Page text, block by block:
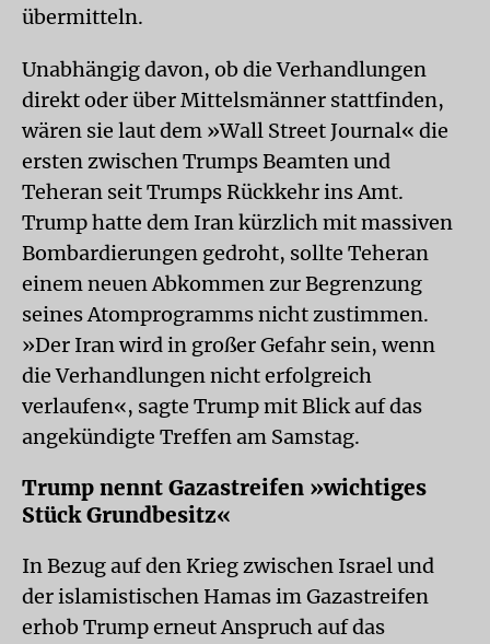
übermitteln.
Unabhängig davon, ob die Verhandlungen
direkt oder über Mittelsmänner stattfinden,
wären sie laut dem »Wall Street Journal« die
ersten zwischen Trumps Beamten und
Teheran seit Trumps Rückkehr ins Amt.
Trump hatte dem Iran kürzlich mit massiven
Bombardierungen gedroht, sollte Teheran
einem neuen Abkommen zur Begrenzung
seines Atomprogramms nicht zustimmen.
»Der Iran wird in großer Gefahr sein, wenn
die Verhandlungen nicht erfolgreich
verlaufen«, sagte Trump mit Blick auf das
angekündigte Treffen am Samstag.
Trump nennt Gazastreifen »wichtiges
Stück Grundbesitz«
In Bezug auf den Krieg zwischen Israel und
der islamistischen Hamas im Gazastreifen
erhob Trump erneut Anspruch auf das